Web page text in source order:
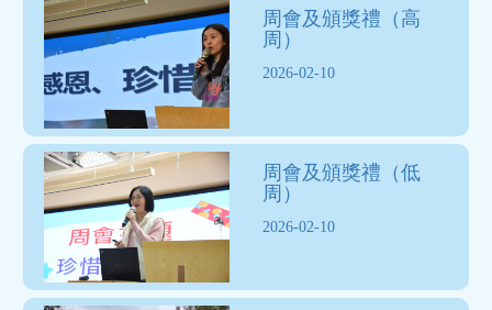
周會及頒獎禮（高
周）
2026-02-10
周會及頒獎禮（低
周）
2026-02-10